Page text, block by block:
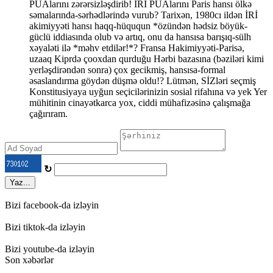
PUAlarını zərərsizləşdirib! İRİ PUAlarını Paris hansı ölkə
səmalarında-sərhədlərində vurub? Tarixən, 1980cı ildən İRİ
akimiyyəti hansı haqq-hüququn *özündən hədsiz böyük-
güclü iddiasında olub və artıq, onu da hansısa barışıq-sülh
xəyaləti ilə *məhv etdilər!*? Fransa Hakimiyyəti-Parisə,
uzaaq Kiprdə çooxdan qurduğu Hərbi bazasına (bəziləri kimi
yerləşdirəndən sonra) çox gecikmiş, hansısa-formal
əsaslandırma göydən düşmə oldu!? Lütmən, SİZləri seçmiş
Konstitusiyaya uyğun seçicilərinizin sosial rifahına və yek Yer
mühitinin cinayətkarca yox, ciddi mühafizəsinə çalışmağa
çağırıram.
↻
Yaz...
Bizi facebook-da izləyin
Bizi tiktok-da izləyin
Bizi youtube-da izləyin
Son xəbərlər